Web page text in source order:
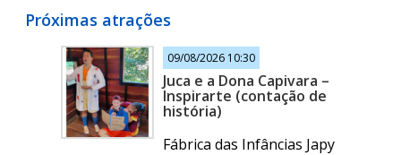
Próximas atrações
09/08/2026 10:30
Juca e a Dona Capivara –
Inspirarte (contação de
história)
Fábrica das Infâncias Japy